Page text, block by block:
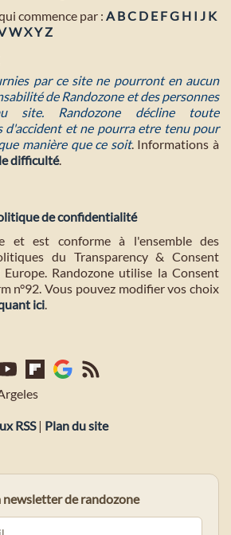
commence par : A BC D E FG H I J K
WXYZ
par ce site ne pourront en aucun
de Randozone et des personnes
site. Randozone décline toute
d'accident et ne pourra etre tenu pour
manière que ce soit. Informations à
difficulté.
de confidentialité
et est conforme à l'ensemble des
du Transparency & Consent
Randozone utilise la Consent
n°92. Vous pouvez modifier vos choix
ici.
RSS| Plan du site
newsletter de randozone